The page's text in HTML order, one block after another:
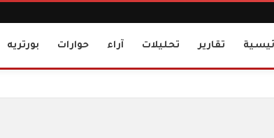
تقارير تحليلات آراء حوارات بورتريه